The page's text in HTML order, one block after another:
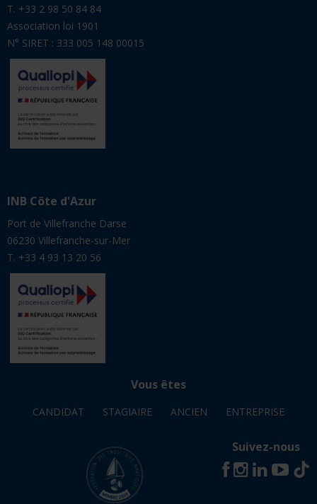
T. +33 2 98 50 84 84
Association loi 1901
N° SIRET : 333 005 148 00015
INB Côte d'Azur
Port de Villefranche Darse
06230 Villefranche-sur-Mer
T. +33 4 93 13 20 56
Vous êtes
CANDIDAT STAGIAIRE ANCIEN ENTREPRISE
Suivez-nous